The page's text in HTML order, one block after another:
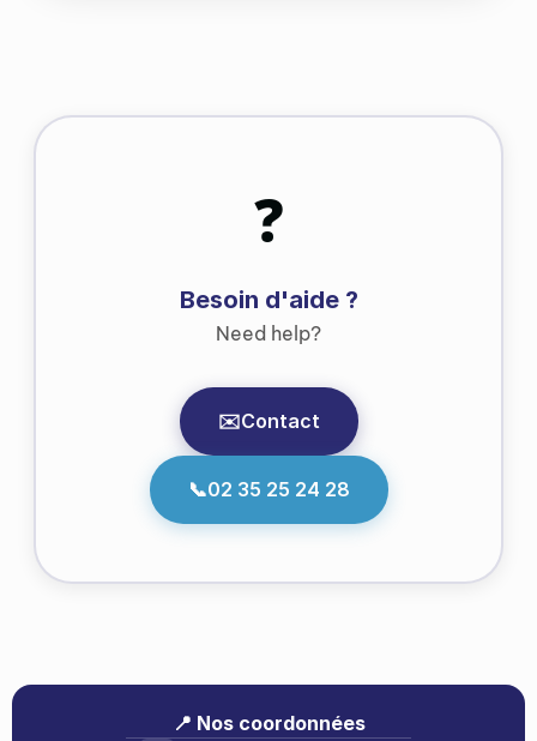
❓
Besoin d'aide ?
Need help?
✉️Contact
📞02 35 25 24 28
📍 Nos coordonnées